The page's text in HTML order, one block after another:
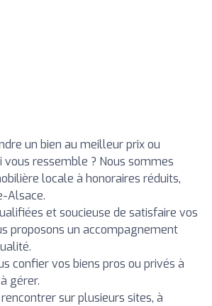
un bien au meilleur prix ou
vous ressemble ? Nous sommes
locale à honoraires réduits,
Alsace.
et soucieuse de satisfaire vos
proposons un accompagnement
confier vos biens pros ou privés à
gérer.
sur plusieurs sites, à